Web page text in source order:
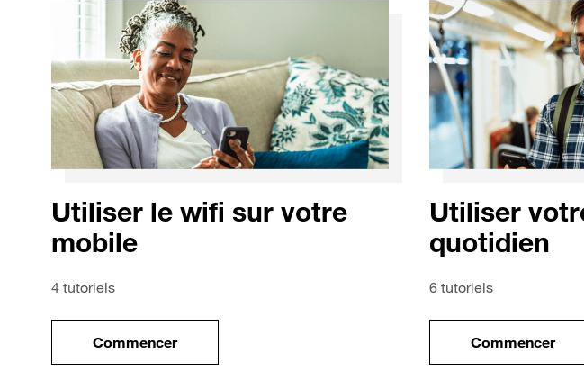
Utiliser le wifi sur votre
mobile
4 tutoriels
Commencerle tuto pour Utiliser le wifi sur votre mobile
Utiliser
quotidien
6 tutoriels
Commencer
le tuto